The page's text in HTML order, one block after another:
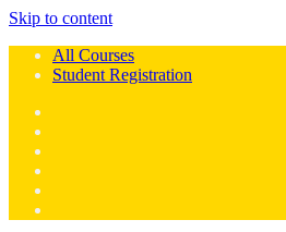
Skip to content
All Courses
Student Registration